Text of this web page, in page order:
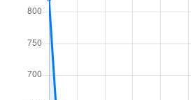
早鈴町
早水町
早水町
鷹尾
鷹尾
鷹尾
1,700万円